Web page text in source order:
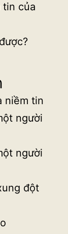
tin của
niềm tin
người
người
đột